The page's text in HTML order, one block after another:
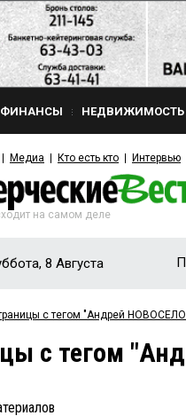
ФИНАНСЫ НЕДВИЖИМОСТЬ
Медиа Кто есть кто Интервью
на самом деле
8 Августа
c тегом "Андрей
c тегом